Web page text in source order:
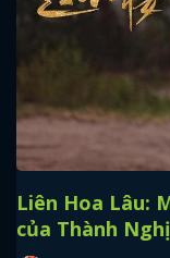
Liên Hoa Lâu:
của Thành Nghị